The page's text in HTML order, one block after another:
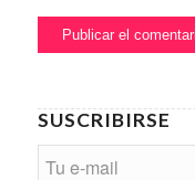
SUSCRIBIRSE